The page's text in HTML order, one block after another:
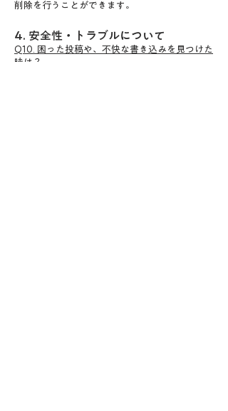
削除を行うことができます。
4. 安全性・トラブルについて
Q10. 困った投稿や、不快な書き込みを見つけた
時は？